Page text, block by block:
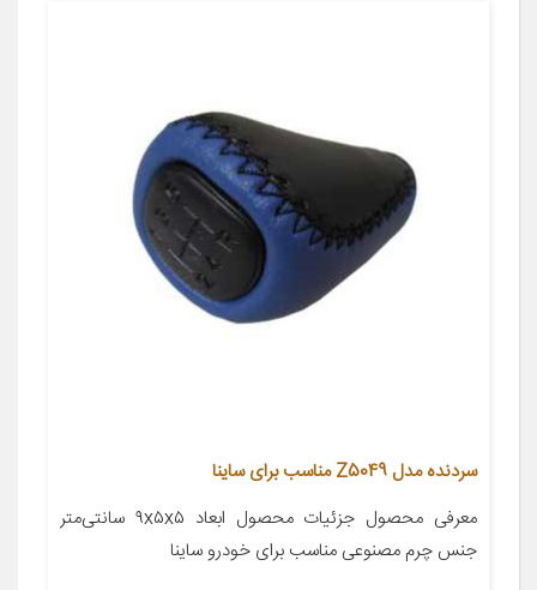
سردنده مدل Z5049 مناسب برای ساینا
معرفی محصول جزئیات محصول ابعاد ۹x۵x۵ سانتی‌متر
جنس چرم مصنوعی مناسب برای خودرو ساینا